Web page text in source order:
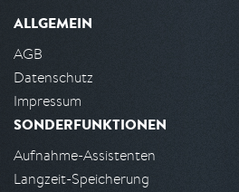
ALLGEMEIN
AGB
Datenschutz
Impressum
SONDERFUNKTIONEN
Aufnahme-Assistenten
Langzeit-Speicherung